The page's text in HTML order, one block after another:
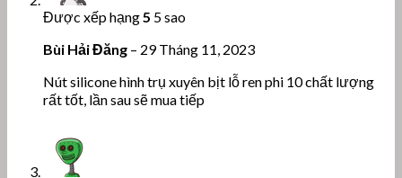
Được xếp hạng 5 5 sao
Bùi Hải Đăng – 29 Tháng 11, 2023
Nút silicone hình trụ xuyên bịt lỗ ren phi 10 chất lượng
rất tốt, lần sau sẽ mua tiếp